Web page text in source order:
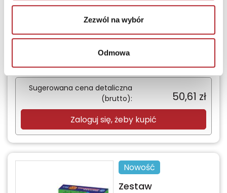
Zezwól na wybór
Odmowa
Astrafun Pixel One
Farma 25 szt.
ASTRA art-pap
Sugerowana cena detaliczna
(brutto):
50,61 zł
Zaloguj się, żeby kupić
Nowość
Zestaw